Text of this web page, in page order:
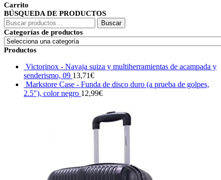
era:
79,99€.
es:
Carrito
BÚSQUEDA DE PRODUCTOS
Buscar
por:
Buscar
Categorías de productos
Productos
Victorinox - Navaja suiza y multiherramientas de acampada y
senderismo, 09 13,71€
Markstore Case - Funda de disco duro (a prueba de golpes,
2.5"), color negro 12,99€